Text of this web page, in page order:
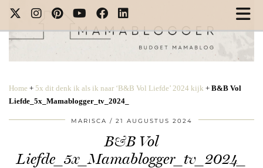
Home + 5x dit denk ik als ik naar ‘B&B Vol Liefde’ 2024 kijk + B&B Vol
Liefde_5x_Mamablogger_tv_2024_
MARISCA 21 AUGUSTUS 2024
B&B Vol
Liefde_5x_Mamablogger_tv_2024_